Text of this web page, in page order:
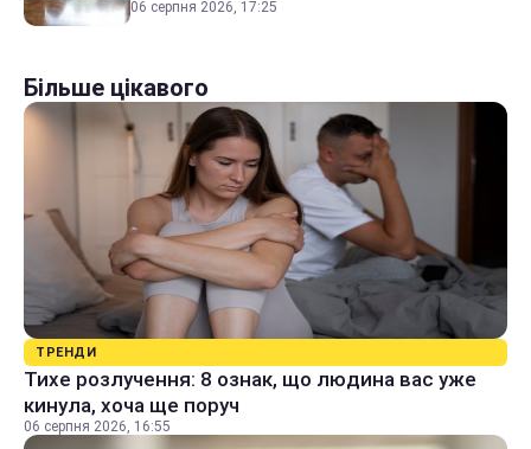
06 серпня 2026, 17:25
Більше цікавого
ТРЕНДИ
Тихе розлучення: 8 ознак, що людина вас уже
кинула, хоча ще поруч
06 серпня 2026, 16:55